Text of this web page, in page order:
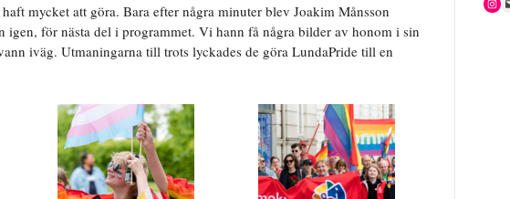
mycket att göra. Bara efter några minuter blev Joakim Månsson
igen, för nästa del i programmet. Vi hann få några bilder av honom i sin
iväg. Utmaningarna till trots lyckades de göra LundaPride till en